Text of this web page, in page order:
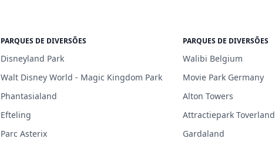
PARQUES DE DIVERSÕES
Disneyland Park
Walt Disney World - Magic Kingdom Park
Phantasialand
Efteling
Parc Asterix
PARQUES DE DIVERSÕES
Walibi Belgium
Movie Park Germany
Alton Towers
Attractiepark Toverland
Gardaland